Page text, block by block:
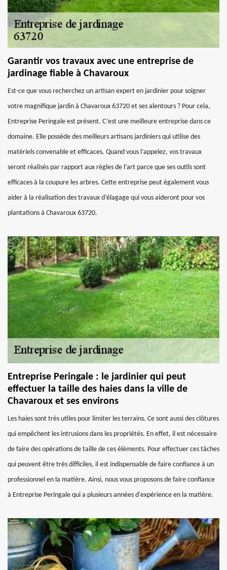
Garantir vos travaux avec une entreprise de
jardinage fiable à Chavaroux
Est-ce que vous recherchez un artisan expert en jardinier pour soigner
votre magnifique jardin à Chavaroux 63720 et ses alentours ? Pour cela,
Entreprise Peringale est présent. C’est une meilleure entreprise dans ce
domaine. Elle possède des meilleurs artisans jardiniers qui utilise des
matériels convenable et efficaces. Quand vous l’appelez, vos travaux
seront réalisés par rapport aux règles de l’art parce que ses outils sont
efficaces à la coupure les arbres. Cette entreprise peut également vous
aider à la réalisation des travaux d’élagage qui vous aideront pour vos
plantations à Chavaroux 63720.
Entreprise Peringale : le jardinier qui peut
effectuer la taille des haies dans la ville de
Chavaroux et ses environs
Les haies sont très utiles pour limiter les terrains. Ce sont aussi des clôtures
qui empêchent les intrusions dans les propriétés. En effet, il est nécessaire
de faire des opérations de taille de ces éléments. Pour effectuer ces tâches
qui peuvent être très difficiles, il est indispensable de faire confiance à un
professionnel en la matière. Ainsi, nous vous proposons de faire confiance
à Entreprise Peringale qui a plusieurs années d'expérience en la matière.